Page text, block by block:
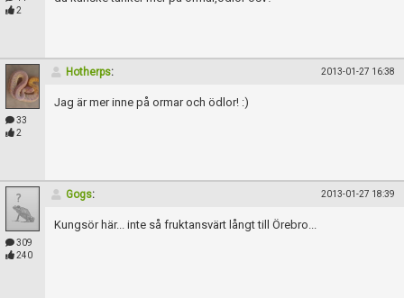
2
33
2
Hotherps: 2013-01-27 16:38
Jag är mer inne på ormar och ödlor! :)
309
240
Gogs: 2013-01-27 18:39
Kungsör här... inte så fruktansvärt långt till Örebro...